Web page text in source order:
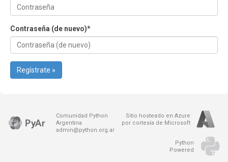
Contraseña (de nuevo)*
Regístrate »
Comunidad Python
Argentina
admin@python.org.ar
Sitio hosteado en Azure
por cortesía de Microsoft
Python
Powered